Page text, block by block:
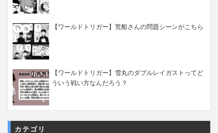
【ワールドトリガー】荒船さんの問題シーンがこちら
【ワールドトリガー】雪丸のダブルレイガストってど
ういう戦い方なんだろう？
カテゴリ